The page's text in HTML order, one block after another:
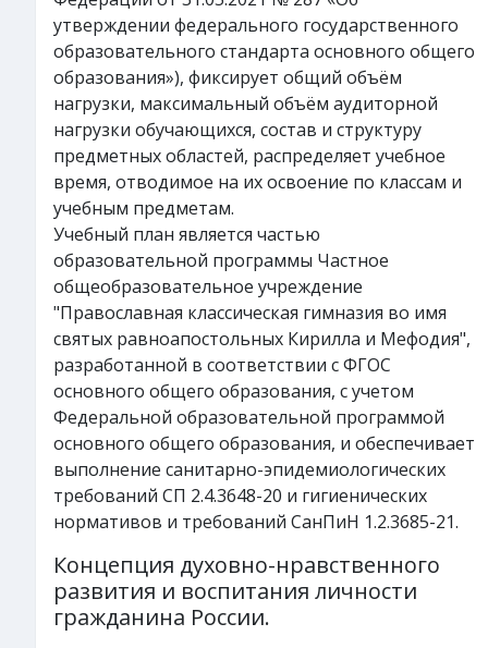
утверждении федерального государственного
образовательного стандарта основного общего
образования»), фиксирует общий объём
нагрузки, максимальный объём аудиторной
нагрузки обучающихся, состав и структуру
предметных областей, распределяет учебное
время, отводимое на их освоение по классам и
учебным предметам.
Учебный план является частью
образовательной программы Частное
общеобразовательное учреждение
"Православная классическая гимназия во имя
святых равноапостольных Кирилла и Мефодия",
разработанной в соответствии с ФГОС
основного общего образования, с учетом
Федеральной образовательной программой
основного общего образования, и обеспечивает
выполнение санитарно-эпидемиологических
требований СП 2.4.3648-20 и гигиенических
нормативов и требований СанПиН 1.2.3685-21.
Концепция духовно-нравственного
развития и воспитания личности
гражданина России.